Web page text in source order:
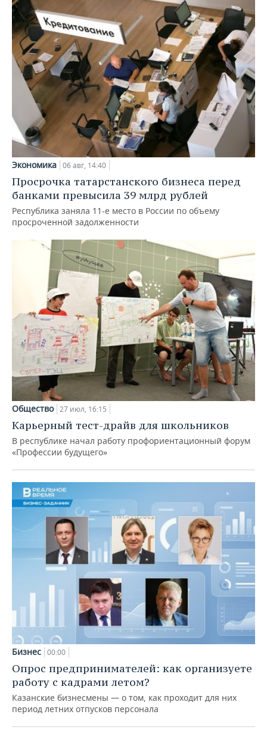
Экономика 06 авг, 14:40
Просрочка татарстанского бизнеса перед
банками превысила 39 млрд рублей
Республика заняла 11-е место в России по объему
просроченной задолженности
Общество 27 июл, 16:15
Карьерный тест-драйв для школьников
В республике начал работу профориентационный форум
«Профессии будущего»
Бизнес 00:00
Опрос предпринимателей: как организуете
работу с кадрами летом?
Казанские бизнесмены — о том, как проходит для них
период летних отпусков персонала